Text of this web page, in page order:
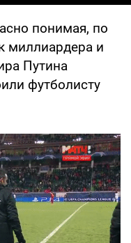
понимая, по
миллиардера и
Путина
футболисту